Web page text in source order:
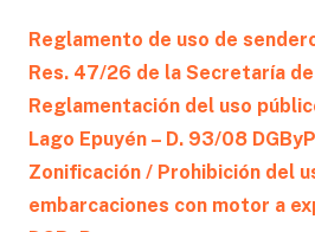
Reglamento de uso de
Res. 47/26 de la Secretaría
Reglamentación del uso
Lago Epuyén – D. 93/08 DGByP
Zonificación / Prohibición del
embarcaciones con motor a